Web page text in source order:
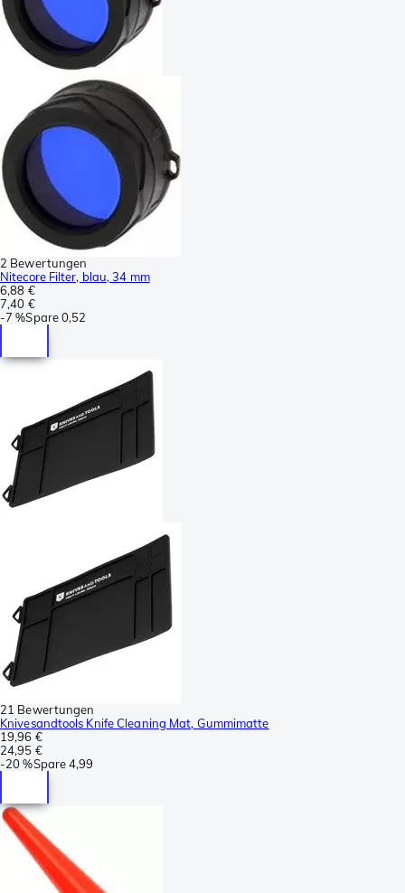
2 Bewertungen
Nitecore Filter, blau, 34 mm
6,88 €
7,40 €
-7 %Spare0,52
21 Bewertungen
Knivesandtools Knife Cleaning Mat, Gummimatte
19,96 €
24,95 €
-20 %Spare4,99